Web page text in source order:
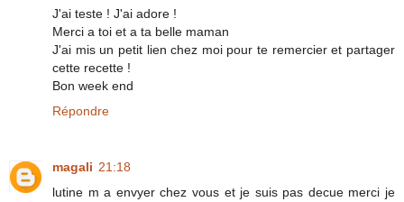
J'ai teste ! J'ai adore !
Merci a toi et a ta belle maman
J'ai mis un petit lien chez moi pour te remercier et partager
cette recette !
Bon week end
Répondre
magali 21:18
lutine m a envyer chez vous et je suis pas decue merci je